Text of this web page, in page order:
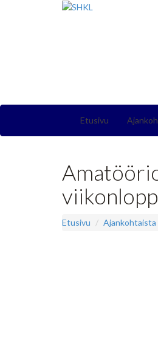
Etusivu
Etusivu Ajankohtaista